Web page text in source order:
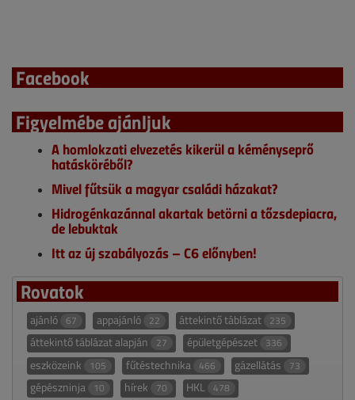
Facebook
Figyelmébe ajánljuk
A homlokzati elvezetés kikerül a kéményseprő
hatásköréből?
Mivel fűtsük a magyar családi házakat?
Hidrogénkazánnal akartak betörni a tőzsdepiacra,
de lebuktak
Itt az új szabályozás – C6 előnyben!
Rovatok
ajánló 67 appajánló 22 áttekintő táblázat 235
áttekintő táblázat alapján 27 épületgépészet 336
eszközeink 105 fűtéstechnika 466 gázellátás 73
gépészninja 10 hírek 70 HKL 478